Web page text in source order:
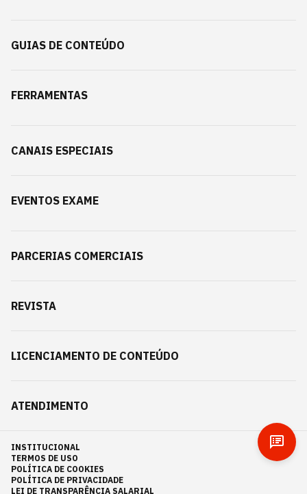
GUIAS DE CONTEÚDO
FERRAMENTAS
CANAIS ESPECIAIS
EVENTOS EXAME
PARCERIAS COMERCIAIS
REVISTA
LICENCIAMENTO DE CONTEÚDO
ATENDIMENTO
INSTITUCIONAL
TERMOS DE USO
POLÍTICA DE COOKIES
POLÍTICA DE PRIVACIDADE
LEI DE TRANSPARÊNCIA SALARIAL